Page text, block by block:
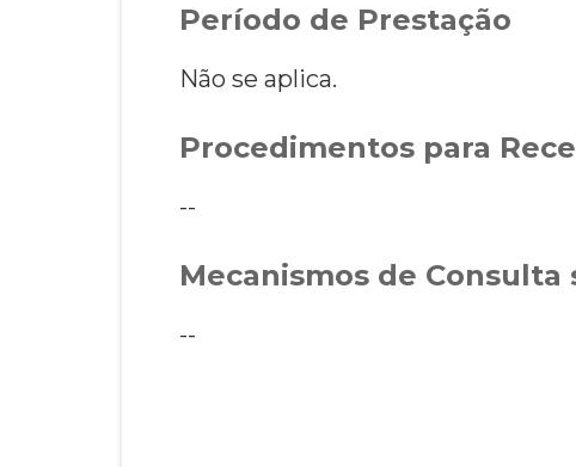
Período de Prestação
Não se aplica.
Procedimentos para
--
Mecanismos de
--